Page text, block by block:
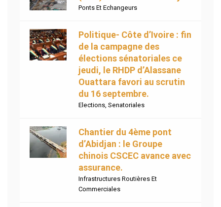
Ponts Et Echangeurs
Politique- Côte d’Ivoire : fin
de la campagne des
élections sénatoriales ce
jeudi, le RHDP d’Alassane
Ouattara favori au scrutin
du 16 septembre.
Elections, Senatoriales
Chantier du 4ème pont
d’Abidjan : le Groupe
chinois CSCEC avance avec
assurance.
Infrastructures Routières Et
Commerciales